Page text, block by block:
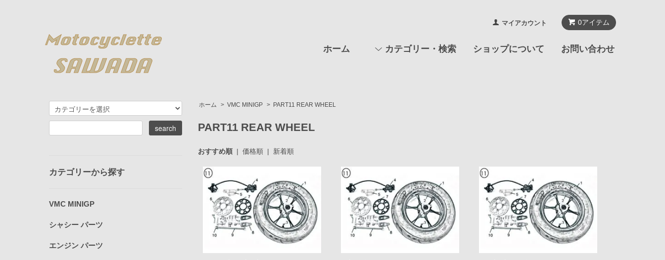
0アイテム
マイアカウント
ホーム カテゴリー・検索 ショップについて お問い合わせ
ホーム > VMC MINIGP > PART11 REAR WHEEL
PART11 REAR WHEEL
おすすめ順| 価格順| 新着順
カテゴリーから探す
VMC MINIGP
シャシー パーツ
エンジン パーツ